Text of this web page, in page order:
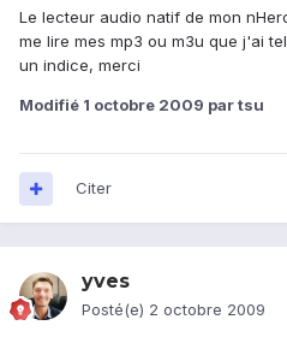
Le lecteur audio natif de mon
me lire mes mp3 ou m3u que j'ai
un indice, merci
Modifié 1 octobre 2009 par tsu
Citer
yves
Posté(e) 2 octobre 2009